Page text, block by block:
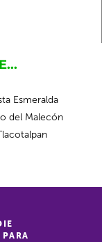
Esmeralda
del Malecón